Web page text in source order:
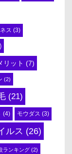
ス (3)
リット (7)
(2)
(21)
(4) モウダス (3)
ルス (26)
ランキング (2)